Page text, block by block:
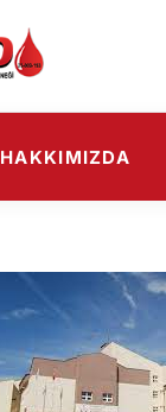
HAKKIMIZDA